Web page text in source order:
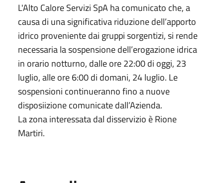
L'Alto Calore Servizi SpA ha comunicato che, a
causa di una significativa riduzione dell’apporto
idrico proveniente dai gruppi sorgentizi, si rende
necessaria la sospensione dell’erogazione idrica
in orario notturno, dalle ore 22:00 di oggi, 23
luglio, alle ore 6:00 di domani, 24 luglio. Le
sospensioni continueranno fino a nuove
disposiizione comunicate dall’Azienda.
La zona interessata dal disservizio è Rione
Martiri.